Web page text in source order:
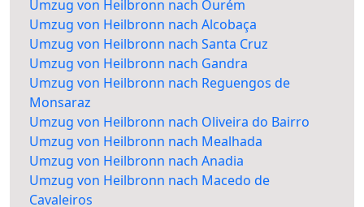
Umzug von Heilbronn nach Ourém
Umzug von Heilbronn nach Alcobaça
Umzug von Heilbronn nach Santa Cruz
Umzug von Heilbronn nach Gandra
Umzug von Heilbronn nach Reguengos de
Monsaraz
Umzug von Heilbronn nach Oliveira do Bairro
Umzug von Heilbronn nach Mealhada
Umzug von Heilbronn nach Anadia
Umzug von Heilbronn nach Macedo de
Cavaleiros